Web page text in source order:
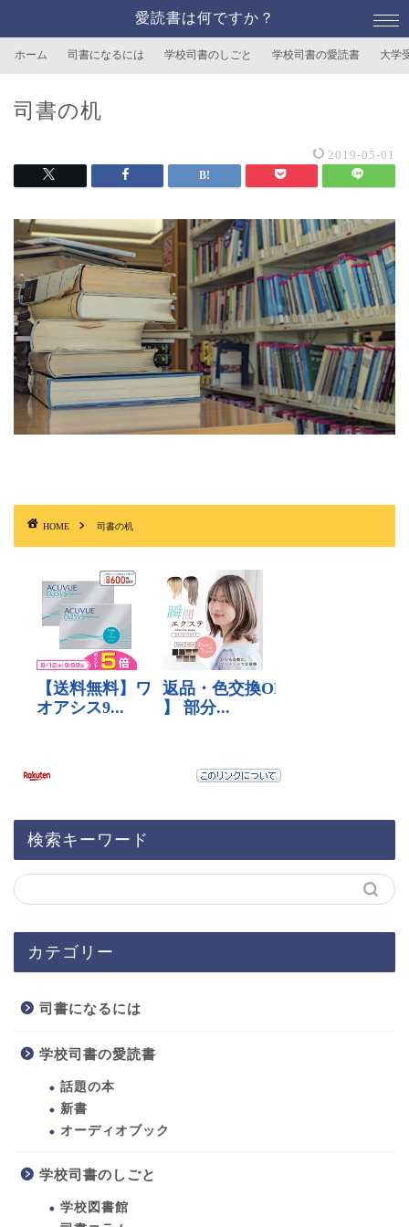
愛読書は何ですか？
ホーム 司書になるには 学校司書のしごと 学校司書の愛読書 大学
司書の机
2019-05-01
HOME 司書の机
検索キーワード
カテゴリー
司書になるには
学校司書の愛読書
話題の本
新書
オーディオブック
学校司書のしごと
学校図書館